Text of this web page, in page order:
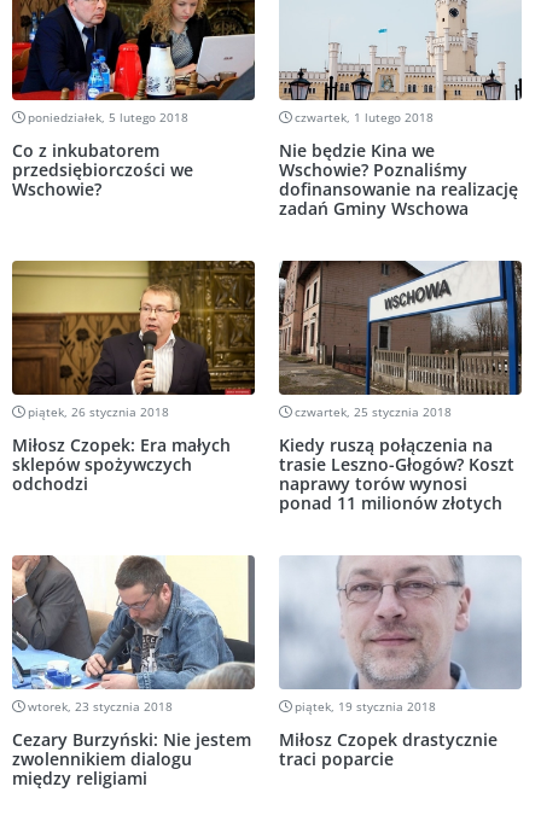
poniedziałek, 5 lutego 2018
Co z inkubatorem
przedsiębiorczości we
Wschowie?
czwartek, 1 lutego 2018
Nie będzie Kina we
Wschowie? Poznaliśmy
dofinansowanie na realizację
zadań Gminy Wschowa
piątek, 26 stycznia 2018
Miłosz Czopek: Era małych
sklepów spożywczych
odchodzi
czwartek, 25 stycznia 2018
Kiedy ruszą połączenia na
trasie Leszno-Głogów? Koszt
naprawy torów wynosi
ponad 11 milionów złotych
wtorek, 23 stycznia 2018
Cezary Burzyński: Nie jestem
zwolennikiem dialogu
między religiami
piątek, 19 stycznia 2018
Miłosz Czopek drastycznie
traci poparcie